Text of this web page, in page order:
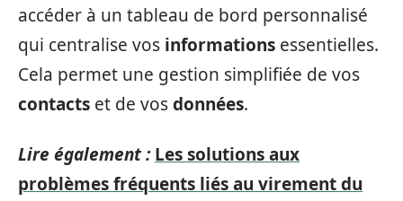
accéder à un tableau de bord personnalisé
qui centralise vos informations essentielles.
Cela permet une gestion simplifiée de vos
contacts et de vosdonnées.
Lire également : Les solutions aux
problèmes fréquents liés au virement du